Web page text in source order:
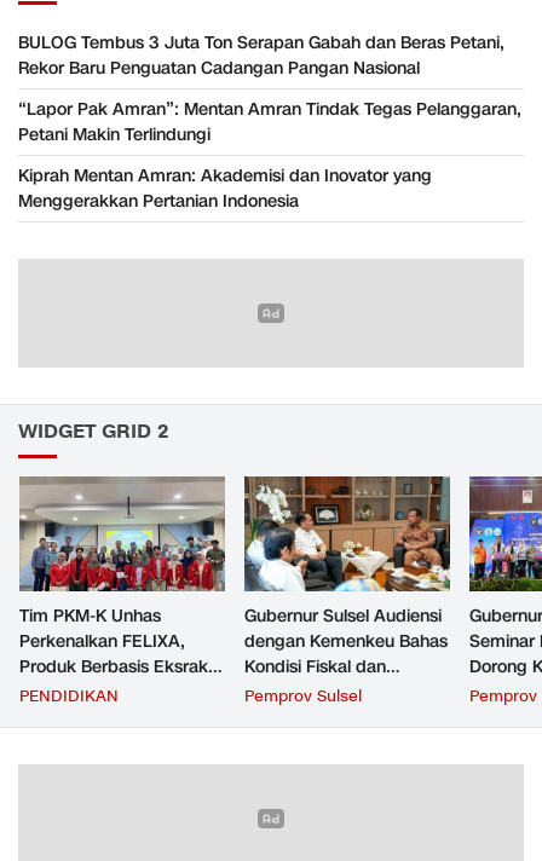
BULOG Tembus 3 Juta Ton Serapan Gabah dan Beras Petani,
Rekor Baru Penguatan Cadangan Pangan Nasional
“Lapor Pak Amran”: Mentan Amran Tindak Tegas Pelanggaran,
Petani Makin Terlindungi
Kiprah Mentan Amran: Akademisi dan Inovator yang
Menggerakkan Pertanian Indonesia
WIDGET GRID 2
Tim PKM-K Unhas
Perkenalkan FELIXA,
Produk Berbasis Eksrak
Buah Pare untuk
PENDIDIKAN
Gubernur Sulsel Audiensi
dengan Kemenkeu Bahas
Kondisi Fiskal dan
Transfer Keuangan
Pemprov Sulsel
Seminar
Dorong
Beri
Pemprov